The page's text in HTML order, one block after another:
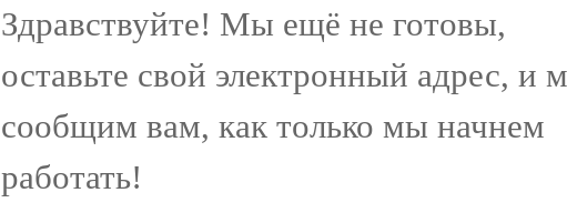
Здравствуйте! Мы ещё не готовы,
оставьте свой электронный адрес, и
сообщим вам, как только мы начнем
работать!